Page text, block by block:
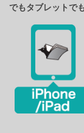
でもタブレットで